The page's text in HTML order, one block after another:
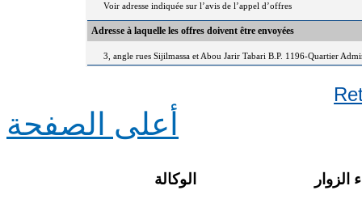
Voir adresse indiquée sur l’avis de l’appel d’offres
Adresse à laquelle les offres doivent être envoyées
3, angle rues Sijilmassa et Abou Jarir Tabari B.P. 1196-Quartier
أعلى الصفحة
الوكالة الزوار